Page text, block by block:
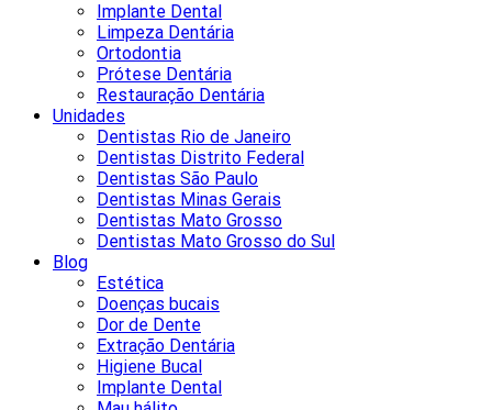
Implante Dental
Limpeza Dentária
Ortodontia
Prótese Dentária
Restauração Dentária
Unidades
Dentistas Rio de Janeiro
Dentistas Distrito Federal
Dentistas São Paulo
Dentistas Minas Gerais
Dentistas Mato Grosso
Dentistas Mato Grosso do Sul
Blog
Estética
Doenças bucais
Dor de Dente
Extração Dentária
Higiene Bucal
Implante Dental